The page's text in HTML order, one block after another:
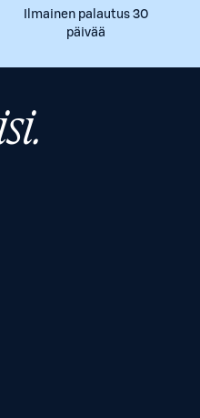
Ilmainen palautus 30
päivää